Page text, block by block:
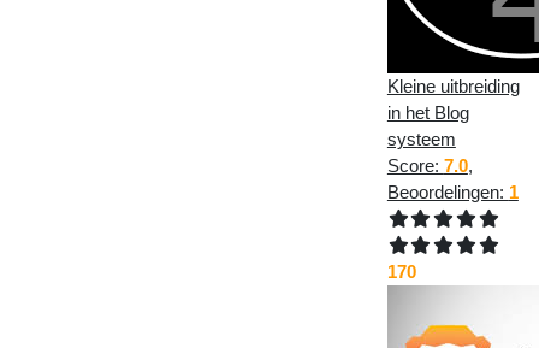
Kleine uitbreiding
in het Blog
systeem
Score: 7.0,
Beoordelingen: 1
170